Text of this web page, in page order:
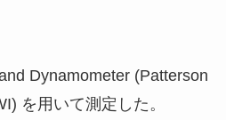
Dynamometer (Patterson
を用いて測定した。